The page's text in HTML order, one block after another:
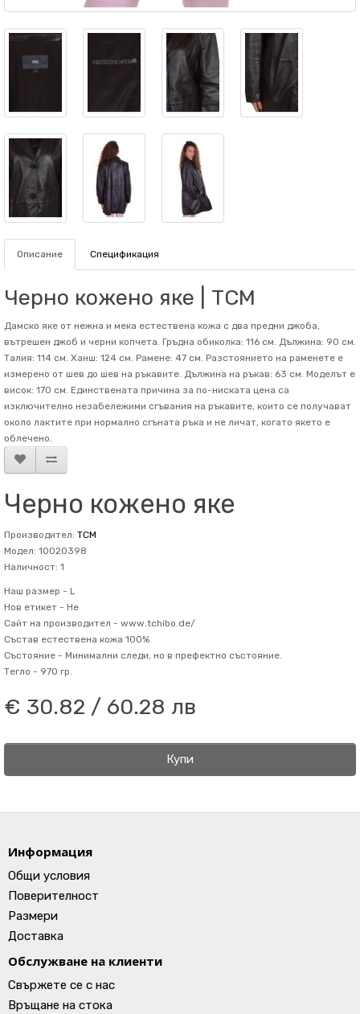
Описание Спецификация
Черно кожено яке | TCM
Дамско яке от нежна и мека естествена кожа с два предни джоба,
вътрешен джоб и черни копчета. Гръдна обиколка: 116 см. Дължина: 90 см.
Талия: 114 см. Ханш: 124 см. Рамене: 47 см. Разстоянието на раменете е
измерено от шев до шев на ръкавите. Дължина на ръкав: 63 см. Mоделът е
висок: 170 см. Единствената причина за по-ниската цена са
изключително незабележими сгъвания на ръкавите, които се получават
около лактите при нормално сгъната ръка и не личат, когато якето е
облечено.
Черно кожено яке
Производител: TCM
Модел: 10020398
Наличност: 1
Наш размер - L
Нов етикет - Не
Сайт на производител - www.tchibo.de/
Състав естествена кожа 100%
Състояние - Минимални следи, но в префектно състояние.
Тегло - 970 гр.
€ 30.82 / 60.28 лв
Купи
Информация
Общи условия
Поверителност
Размери
Доставка
Обслужване на клиенти
Свържете се с нас
Връщане на стока